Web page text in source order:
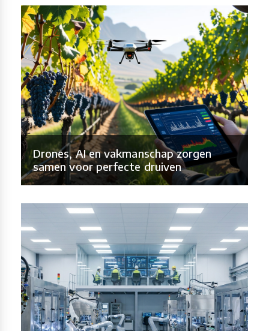
Drones, AI en vakmanschap zorgen
samen voor perfecte druiven